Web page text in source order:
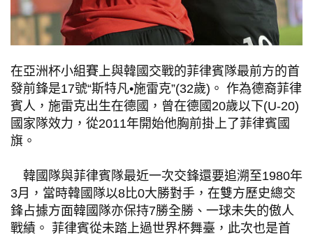
在亞洲杯小組賽上與韓國交戰的菲律賓隊最前方的首
發前鋒是17號“斯特凡•施雷克”(32歲)。 作為德裔菲律
賓人，施雷克出生在德國，曾在德國20歲以下(U-20)
國家隊效力，從2011年開始他胸前掛上了菲律賓國
旗。
韓國隊與菲律賓隊最近一次交鋒還要追溯至1980年
3月，當時韓國隊以8比0大勝對手，在雙方歷史總交
鋒占據方面韓國隊亦保持7勝全勝、一球未失的傲人
戰績。 菲律賓從未踏上過世界杯舞臺，此次也是首